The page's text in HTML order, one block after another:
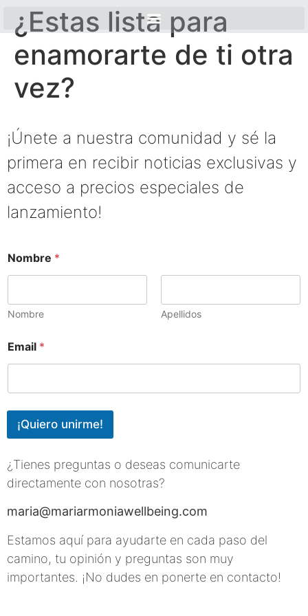
¿Estas lista para
enamorarte de ti otra
vez?
¡Únete a nuestra comunidad y sé la
primera en recibir noticias exclusivas y
acceso a precios especiales de
lanzamiento!
Nombre *
Nombre Apellidos
Email *
¡Quiero unirme!
¿Tienes preguntas o deseas comunicarte
directamente con nosotras?
maria@mariarmoniawellbeing.com
Estamos aquí para ayudarte en cada paso del
camino, tu opinión y preguntas son muy
importantes. ¡No dudes en ponerte en contacto!